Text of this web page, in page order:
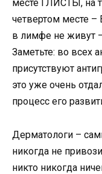
месте ГЛИСТЫ, на
четвертом месте
в лимфе не живут
Заметьте: во всех
присутствуют
это уже очень
процесс его
Дерматологи –
никогда не
никто никогда